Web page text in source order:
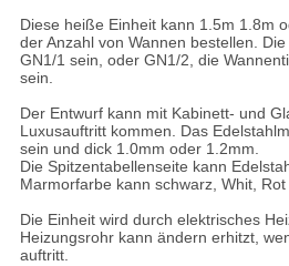
Diese heiße Einheit kann 1.5m 1.8m
der Anzahl von Wannen bestellen.
GN1/1 sein, oder GN1/2, die
sein.
Der Entwurf kann mit Kabinett- und
Luxusauftritt kommen. Das
sein und dick 1.0mm oder 1.2mm.
Die Spitzentabellenseite kann
Marmorfarbe kann schwarz, Whit,
Die Einheit wird durch elektrisches
Heizungsrohr kann ändern erhitzt,
auftritt.